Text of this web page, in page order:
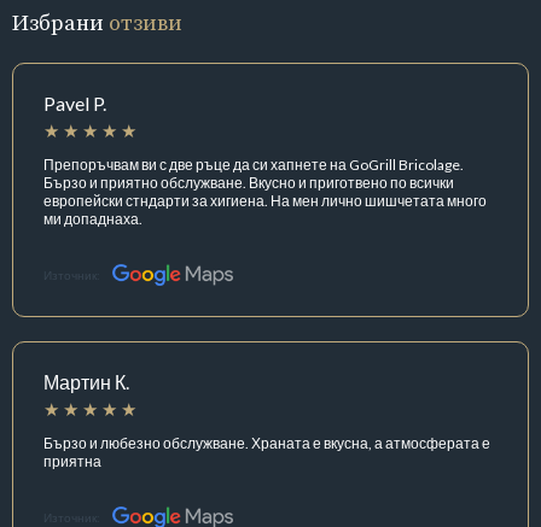
Избрани отзиви
Pavel P.
Препоръчвам ви с две ръце да си хапнете на GoGrill Bricolage.
Бързо и приятно обслужване. Вкусно и приготвено по всички
европейски стндарти за хигиена. На мен лично шишчетата много
ми допаднаха.
Източник:
Мартин К.
Бързо и любезно обслужване. Храната е вкусна, а атмосферата е
приятна
Източник: